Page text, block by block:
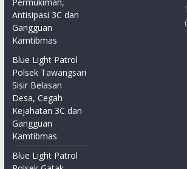
Antisipasi 3C dan
Gangguan
Kamtibmas
Blue Light Patrol
Polsek Tawangsari
Sisir Belasan
Desa, Cegah
Kejahatan 3C dan
Gangguan
Kamtibmas
Blue Light Patrol